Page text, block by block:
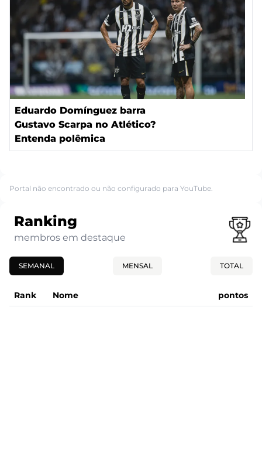
Eduardo Domínguez barra
Gustavo Scarpa no Atlético?
Entenda polêmica
Portal não encontrado ou não configurado para YouTube.
Ranking
membros em destaque
SEMANAL MENSAL TOTAL
Rank Nome pontos